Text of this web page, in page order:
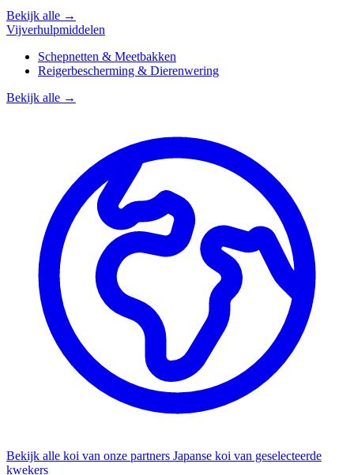
Bekijk alle →
Vijverhulpmiddelen
Schepnetten & Meetbakken
Reigerbescherming & Dierenwering
Bekijk alle →
Bekijk alle koi van onze partners Japanse koi van geselecteerde
kwekers